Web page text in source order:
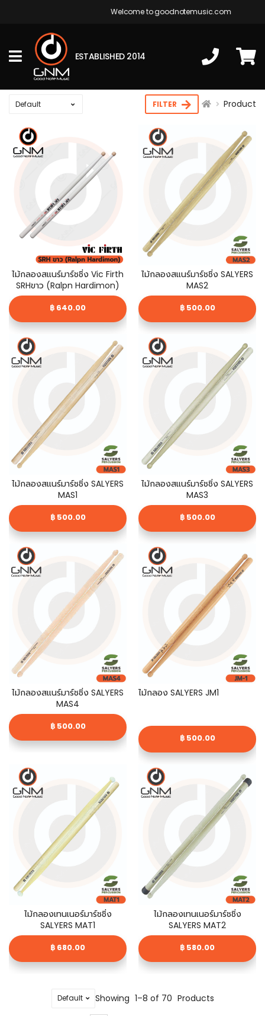
Welcome to goodnotemusic.com
ESTABLISHED 2014
FILTER Product
ไม้กลองสแนร์มาร์ชชิ่ง Vic Firth
SRHขาว (Ralpn Hardimon)
฿ 640.00
ไม้กลองสแนร์มาร์ชชิ่ง SALYERS
MAS2
฿ 500.00
ไม้กลองสแนร์มาร์ชชิ่ง SALYERS
MAS1
฿ 500.00
ไม้กลองสแนร์มาร์ชชิ่ง SALYERS
MAS3
฿ 500.00
ไม้กลองสแนร์มาร์ชชิ่ง SALYERS
MAS4
฿ 500.00
ไม้กลอง SALYERS JM1
฿ 500.00
ไม้กลองเทนเนอร์มาร์ชชิ่ง
SALYERS MAT1
฿ 680.00
ไม้กลองเทนเนอร์มาร์ชชิ่ง
SALYERS MAT2
฿ 580.00
Showing 1–8 of 70 Products